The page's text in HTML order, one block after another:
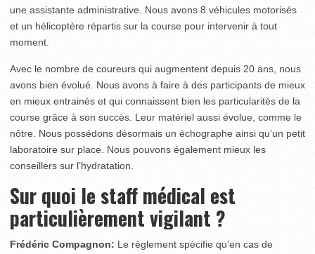
une assistante administrative. Nous avons 8 véhicules motorisés
et un hélicoptère répartis sur la course pour intervenir à tout
moment.
Avec le nombre de coureurs qui augmentent depuis 20 ans, nous
avons bien évolué. Nous avons à faire à des participants de mieux
en mieux entrainés et qui connaissent bien les particularités de la
course grâce à son succès. Leur matériel aussi évolue, comme le
nôtre. Nous possédons désormais un échographe ainsi qu’un petit
laboratoire sur place. Nous pouvons également mieux les
conseillers sur l’hydratation.
Sur quoi le staff médical est
particulièrement vigilant ?
Frédéric Compagnon: Le règlement spécifie qu’en cas de